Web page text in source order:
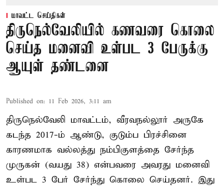
மாவட்ட செய்திகள்
திருநெல்வேலியில் கணவரை கொலை
செய்த மனைவி உள்பட 3 பேருக்கு
ஆயுள் தண்டனை
Published on: 11 Feb 2026, 3:11 am
திருநெல்வேலி மாவட்டம், வீரவநல்லூர் அருகே
கடந்த 2017-ம் ஆண்டு, குடும்ப பிரச்சினை
காரணமாக வல்லத்து நம்பிகுளத்தை சேர்ந்த
முருகன் (வயது 38) என்பவரை அவரது மனைவி
உள்பட 3 பேர் சேர்ந்து கொலை செய்தனர். இது